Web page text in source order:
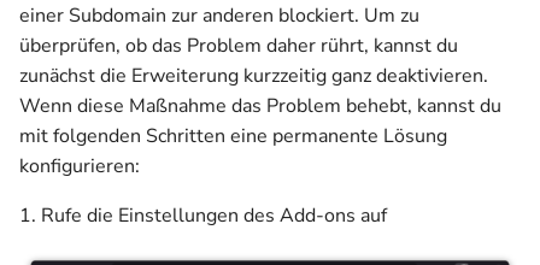
einer Subdomain zur anderen blockiert. Um zu
überprüfen, ob das Problem daher rührt, kannst du
zunächst die Erweiterung kurzzeitig ganz deaktivieren.
Wenn diese Maßnahme das Problem behebt, kannst du
mit folgenden Schritten eine permanente Lösung
konfigurieren:
1. Rufe die Einstellungen des Add-ons auf